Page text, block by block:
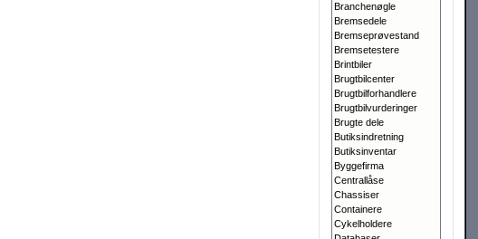
Branchenøgle
Bremsedele
Bremseprøvestand
Bremsetestere
Brintbiler
Brugtbilcenter
Brugtbilforhandlere
Brugtbilvurderinger
Brugte dele
Butiksindretning
Butiksinventar
Byggefirma
Centrallåse
Chassiser
Containere
Cykelholdere